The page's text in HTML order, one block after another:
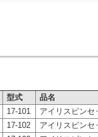
型式
品名
17-101
アイリスピンセ
17-102
アイリスピンセ